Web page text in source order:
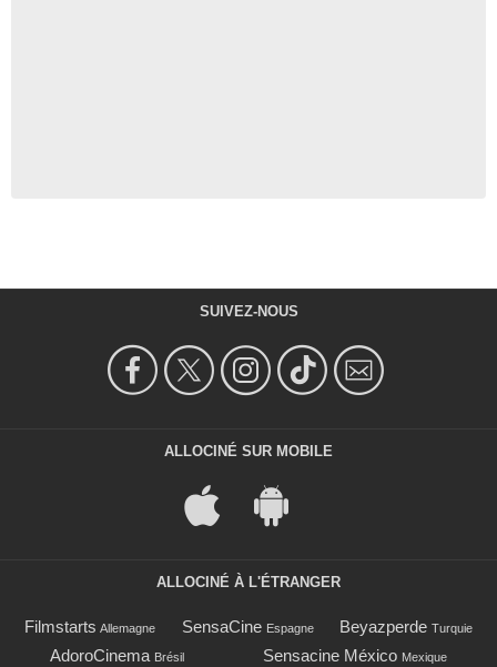
SUIVEZ-NOUS
ALLOCINÉ SUR MOBILE
ALLOCINÉ À L'ÉTRANGER
Filmstarts Allemagne SensaCine Espagne Beyazperde Turquie
AdoroCinema Brésil Sensacine México Mexique